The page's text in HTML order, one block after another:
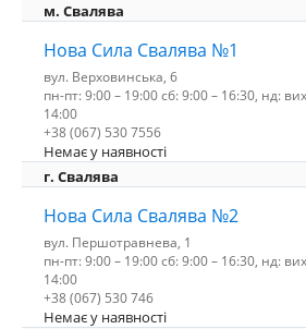
м. Свалява
Нова Сила Свалява №1
вул. Верховинська, 6
пн-пт: 9:00 – 19:00 сб: 9:00 – 16:30, нд:
14:00
+38 (067) 530 7556
Немає у наявності
г. Свалява
Нова Сила Свалява №2
вул. Першотравнева, 1
пн-пт: 9:00 – 19:00 сб: 9:00 – 16:30, нд:
14:00
+38 (067) 530 746
Немає у наявності